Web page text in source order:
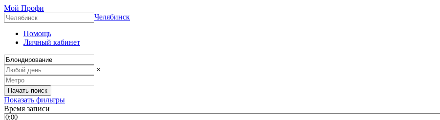
Мой Профи
Челябинск
Помощь
Личный кабинет
×
Показать фильтры
Время записи